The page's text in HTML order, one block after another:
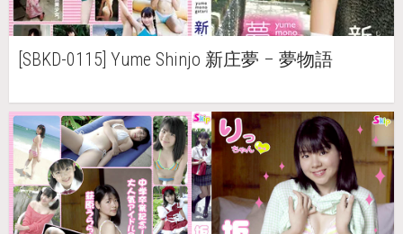
[SBKD-0115] Yume Shinjo 新庄夢 – 夢物語